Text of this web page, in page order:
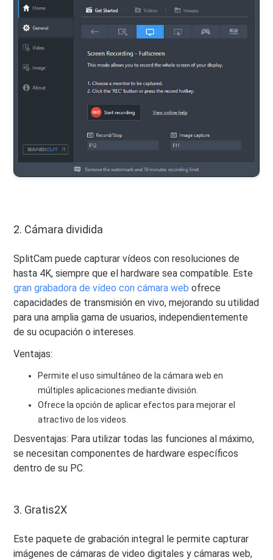
2. Cámara dividida
SplitCam puede capturar vídeos con resoluciones de
hasta 4K, siempre que el hardware sea compatible. Este
gran grabadora de vídeo con cámara web ofrece
capacidades de transmisión en vivo, mejorando su utilidad
para una amplia gama de usuarios, independientemente
de su ocupación o intereses.
Ventajas:
Permite el uso simultáneo de la cámara web en
múltiples aplicaciones mediante división.
Ofrece la opción de aplicar efectos para mejorar el
atractivo de los videos.
Desventajas: Para utilizar todas las funciones al máximo,
se necesitan componentes de hardware específicos
dentro de su PC.
3. Gratis2X
Este paquete de grabación integral le permite capturar
imágenes de cámaras de video digitales y cámaras web,